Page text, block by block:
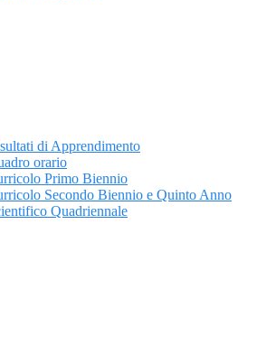
di Apprendimento
orario
Primo Biennio
Secondo Biennio e Quinto Anno
Quadriennale